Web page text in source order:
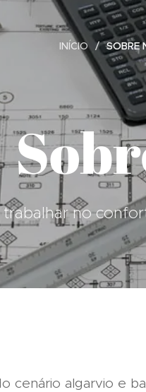
INÍCIO SOBRE
trabalhar no
cenário algarvio e